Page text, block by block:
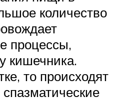
количество
процессы,
кишечника.
то происходят